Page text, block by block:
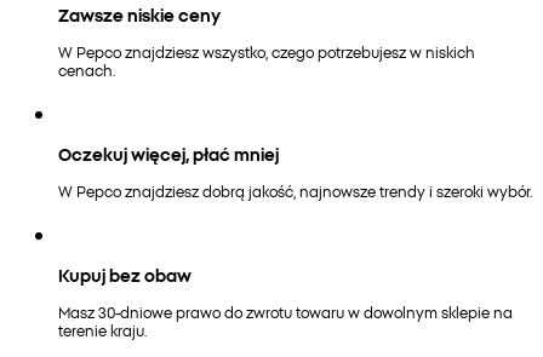
Zawsze niskie ceny
W Pepco znajdziesz wszystko, czego potrzebujesz w niskich
cenach.
Oczekuj więcej, płać mniej
W Pepco znajdziesz dobrą jakość, najnowsze trendy i szeroki wybór.
Kupuj bez obaw
Masz 30-dniowe prawo do zwrotu towaru w dowolnym sklepie na
terenie kraju.